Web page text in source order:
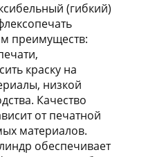
(гибкий)
преимуществ:
краску на
низкой
Качество
от печатной
материалов.
обеспечивает